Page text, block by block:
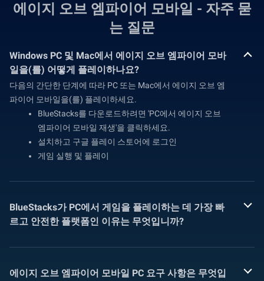
에이지 오브 엠파이어 모바일 - 자주 묻
는 질문
Windows PC 및 Mac에서 에이지 오브 엠파이어 모바
일을(를) 어떻게 플레이하나요?
다음의 간단한 단계에 따라 PC 또는 Mac에서 에이지 오브 엠
파이어 모바일을(를) 플레이하세요.
BlueStacks를 다운로드하려면 'PC에서 에이지 오브
엠파이어 모바일 재생'을 클릭하세요.
설치하고 구글 플레이 스토어에 로그인
게임 실행 및 플레이
BlueStacks가 PC에서 게임을 플레이하는 데 가장 빠
르고 안전한 플랫폼인 이유는 무엇입니까?
에이지 오브 엠파이어 모바일 PC 요구 사항은 무엇입